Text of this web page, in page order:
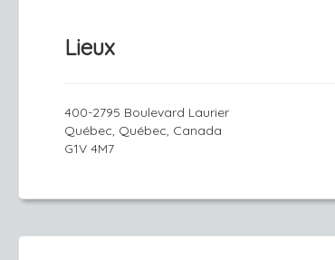
Lieux
400-2795 Boulevard Laurier
Québec, Québec, Canada
G1V 4M7